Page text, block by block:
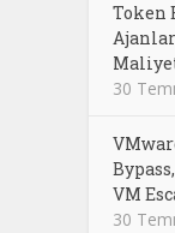
Token
30
VM
30